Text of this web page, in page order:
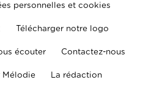
personnelles et cookies
Télécharger notre logo
écouter Contactez-nous
Mélodie La rédaction